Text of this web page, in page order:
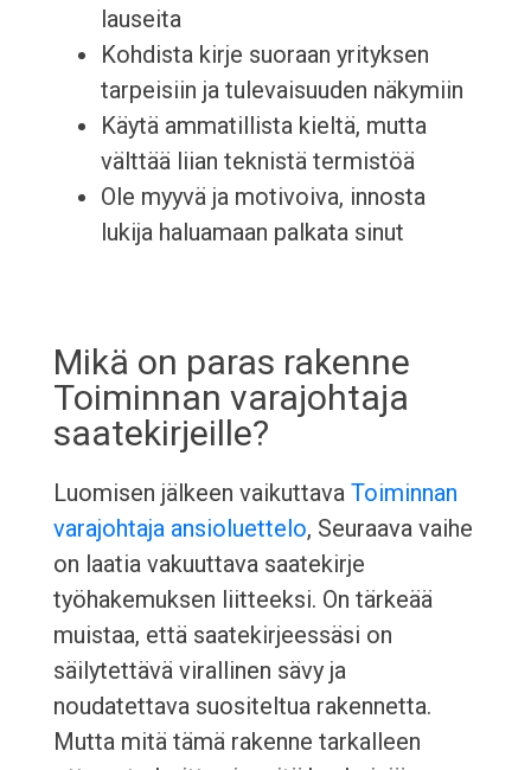
lauseita
Kohdista kirje suoraan yrityksen
tarpeisiin ja tulevaisuuden näkymiin
Käytä ammatillista kieltä, mutta
välttää liian teknistä termistöä
Ole myyvä ja motivoiva, innosta
lukija haluamaan palkata sinut
Mikä on paras rakenne
Toiminnan varajohtaja
saatekirjeille?
Luomisen jälkeen vaikuttava Toiminnan
varajohtaja ansioluettelo, Seuraava vaihe
on laatia vakuuttava saatekirje
työhakemuksen liitteeksi. On tärkeää
muistaa, että saatekirjeessäsi on
säilytettävä virallinen sävy ja
noudatettava suositeltua rakennetta.
Mutta mitä tämä rakenne tarkalleen